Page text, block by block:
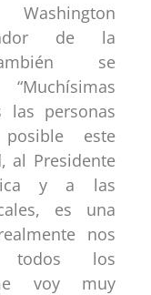
de la
se
las personas
este
al Presidente
y a las
es una
nos
todos los
voy muy